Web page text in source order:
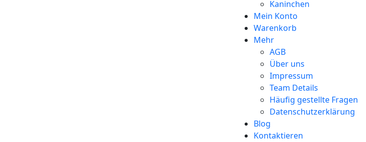
Kaninchen
Mein Konto
Warenkorb
Mehr
AGB
Über uns
Impressum
Team Details
Häufig gestellte Fragen
Datenschutzerklärung
Blog
Kontaktieren